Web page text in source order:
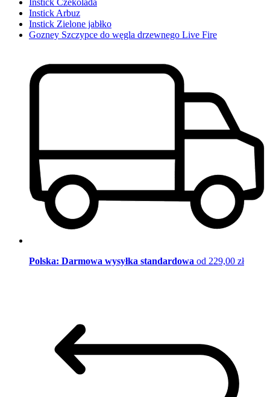
Instick Arbuz
Instick Zielone jabłko
Gozney Szczypce do węgla drzewnego Live Fire
Polska: Darmowa wysyłka standardowa od 229,00 zł